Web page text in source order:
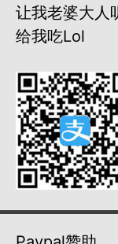
让我老婆大人
给我吃lol